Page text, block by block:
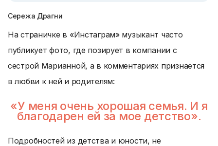
Сережа Драгни
На страничке в «Инстаграм» музыкант часто
публикует фото, где позирует в компании с
сестрой Марианной, а в комментариях признается
в любви к ней и родителям:
«У меня очень хорошая семья. И я
благодарен ей за мое детство».
Подробностей из детства и юности, не